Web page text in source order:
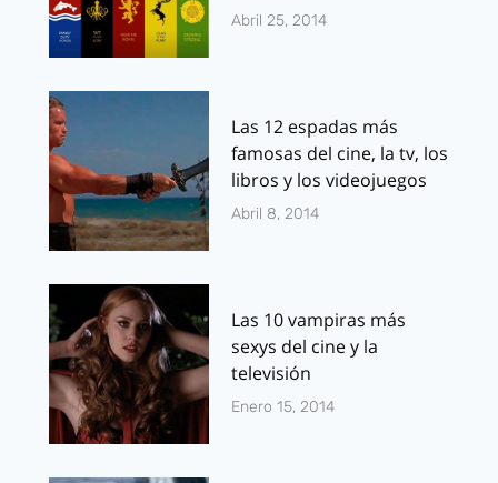
Abril 25, 2014
Las 12 espadas más
famosas del cine, la tv, los
libros y los videojuegos
Abril 8, 2014
Las 10 vampiras más
sexys del cine y la
televisión
Enero 15, 2014